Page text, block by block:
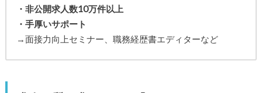
・非公開求人数10万件以上
・手厚いサポート
→面接力向上セミナー、職務経歴書エディターなど